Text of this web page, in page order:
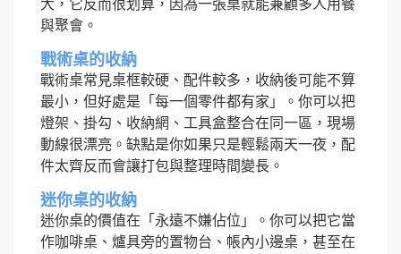
大，它反而很划算，因為一張桌就能兼顧多人用餐
與聚會。
戰術桌的收納
戰術桌常見桌框較硬、配件較多，收納後可能不算
最小，但好處是「每一個零件都有家」。你可以把
燈架、掛勾、收納網、工具盒整合在同一區，現場
動線很漂亮。缺點是你如果只是輕鬆兩天一夜，配
件太齊反而會讓打包與整理時間變長。
迷你桌的收納
迷你桌的價值在「永遠不嫌佔位」。你可以把它當
作咖啡桌、爐具旁的置物台、帳內小邊桌，甚至在